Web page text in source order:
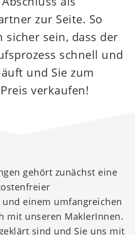
zur Seite. So
sicher sein, dass der
schnell und
und Sie zum
verkaufen!
gehört zunächst eine
einem umfangreichen
mit unseren MaklerInnen.
sind und Sie uns mit